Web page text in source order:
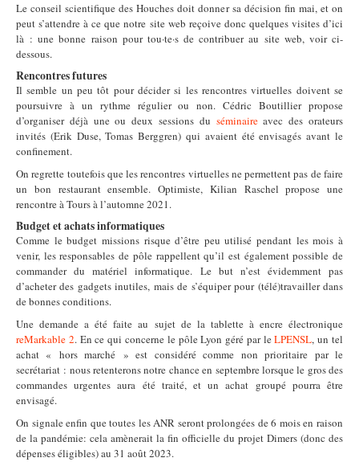
Le conseil scientifique des Houches doit donner sa décision fin mai, et on
peut s’attendre à ce que notre site web reçoive donc quelques visites d’ici
là : une bonne raison pour tou·te·s de contribuer au site web, voir ci-
dessous.
Rencontres futures
Il semble un peu tôt pour décider si les rencontres virtuelles doivent se
poursuivre à un rythme régulier ou non. Cédric Boutillier propose
d’organiser déjà une ou deux sessions du séminaireavec des orateurs
invités (Erik Duse, Tomas Berggren) qui avaient été envisagés avant le
confinement.
On regrette toutefois que les rencontres virtuelles ne permettent pas de faire
un bon restaurant ensemble. Optimiste, Kilian Raschel propose une
rencontre à Tours à l’automne 2021.
Budget et achats informatiques
Comme le budget missions risque d’être peu utilisé pendant les mois à
venir, les responsables de pôle rappellent qu’il est également possible de
commander du matériel informatique. Le but n’est évidemment pas
d’acheter des gadgets inutiles, mais de s’équiper pour (télé)travailler dans
de bonnes conditions.
Une demande a été faite au sujet de la tablette à encre électronique
reMarkable 2. En ce qui concerne le pôle Lyon géré par leLPENSL, un tel
achat « hors marché » est considéré comme non prioritaire par le
secrétariat : nous retenterons notre chance en septembre lorsque le gros des
commandes urgentes aura été traité, et un achat groupé pourra être
envisagé.
On signale enfin que toutes les ANR seront prolongées de 6 mois en raison
de la pandémie: cela amènerait la fin officielle du projet Dimers (donc des
dépenses éligibles) au 31 août 2023.